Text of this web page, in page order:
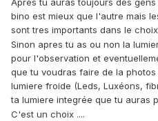
bino est mieux que l'autre mais
sont tres importants dans le
Sinon apres tu as ou non la
pour l'observation et
que tu voudras faire de la
lumiere froide (Leds, Luxéons,
ta lumiere integrée que tu auras
C'est un choix ....